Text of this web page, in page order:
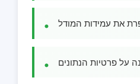
את עמידות המודל
על פרטיות הנתונים